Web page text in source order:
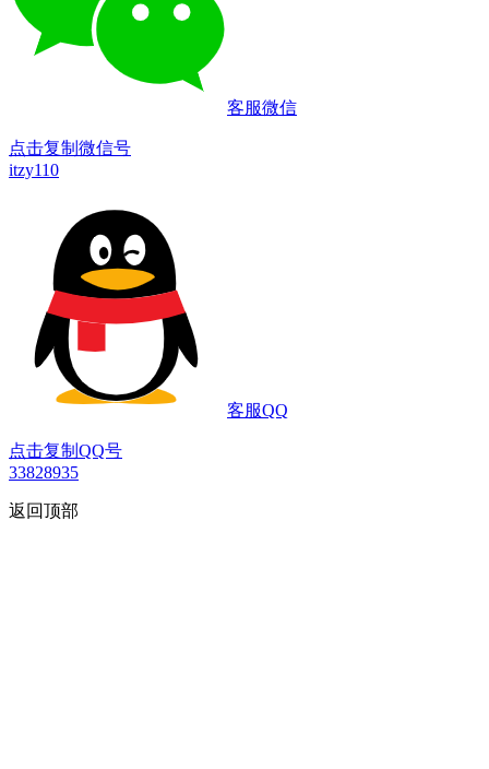
客服微信
点击复制微信号
itzy110
客服QQ
点击复制QQ号
33828935
返回顶部